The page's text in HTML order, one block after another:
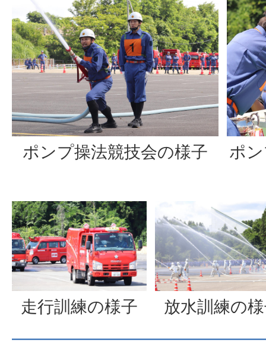
ポンプ操法競技会の様子 ポ
走行訓練の様子 放水訓練の